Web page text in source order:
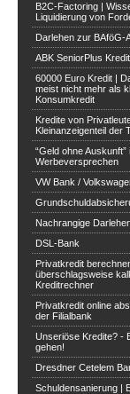
B2C-Factoring |
Liquidierung von
Darlehen zur BAföG-
ABK SeniorPlus Kredit
60000 Euro Kredit |
meist nicht mehr als
Konsumkredit
Kredite von
Kleinanzeigenteil der
“Geld ohne
Werbeversprechen
VW Bank /
Nachrangige
DSL-Bank
Privatkredit
überschlagsweise
Kreditrechner
Privatkredit online
der Filialbank
Unseriöse Kredite? -
gehen!
Dresdner Cetelem
Schuldensanierung |